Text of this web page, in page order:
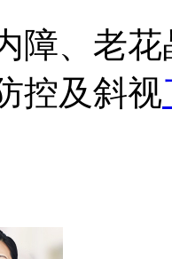
障、老
控及斜视